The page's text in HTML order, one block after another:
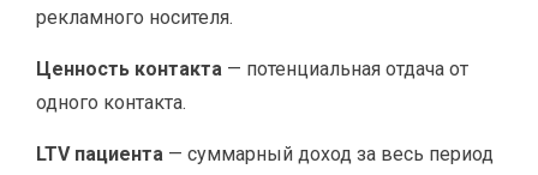
рекламного носителя.
Ценность контакта — потенциальная отдача от
одного контакта.
LTV пациента — суммарный доход за весь период